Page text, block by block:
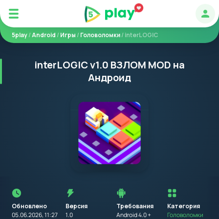
5play/Android /Игры /Головоломки/ interLOGIC
interLOGIC v1.0 ВЗЛОМ MOD на
Андроид
Обновлено
05.06.2026, 11:27
Версия
1.0
Требования
Android 4.0 +
установкой
приложения
на
устройство
Категория
Головоломки